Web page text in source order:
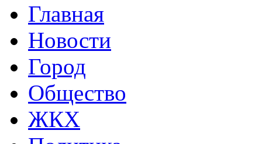
Главная
Новости
Город
Общество
ЖКХ